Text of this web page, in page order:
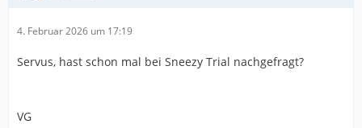
4. Februar 2026 um 17:19
Servus, hast schon mal bei Sneezy Trial nachgefragt?
VG